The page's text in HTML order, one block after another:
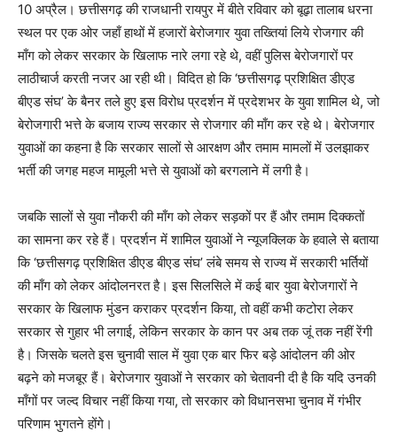
10 अप्रैल। छत्तीसगढ़ की राजधानी रायपुर में बीते रविवार को बूढ़ा तालाब धरना
स्थल पर एक ओर जहाँ हाथों में हजारों बेरोजगार युवा तख्तियां लिये रोजगार की
माँग को लेकर सरकार के खिलाफ नारे लगा रहे थे, वहीं पुलिस बेरोजगारों पर
लाठीचार्ज करती नजर आ रही थी। विदित हो कि ‘छत्तीसगढ़ प्रशिक्षित डीएड
बीएड संघ’ के बैनर तले हुए इस विरोध प्रदर्शन में प्रदेशभर के युवा शामिल थे, जो
बेरोजगारी भत्ते के बजाय राज्य सरकार से रोजगार की माँग कर रहे थे। बेरोजगार
युवाओं का कहना है कि सरकार सालों से आरक्षण और तमाम मामलों में उलझाकर
भर्ती की जगह महज मामूली भत्ते से युवाओं को बरगलाने में लगी है।
जबकि सालों से युवा नौकरी की माँग को लेकर सड़कों पर हैं और तमाम दिक्कतों
का सामना कर रहे हैं। प्रदर्शन में शामिल युवाओं ने न्यूजक्लिक के हवाले से बताया
कि ‘छत्तीसगढ़ प्रशिक्षित डीएड बीएड संघ’ लंबे समय से राज्य में सरकारी भर्तियों
की माँग को लेकर आंदोलनरत है। इस सिलसिले में कई बार युवा बेरोजगारों ने
सरकार के खिलाफ मुंडन कराकर प्रदर्शन किया, तो वहीं कभी कटोरा लेकर
सरकार से गुहार भी लगाई, लेकिन सरकार के कान पर अब तक जूं तक नहीं रेंगी
है। जिसके चलते इस चुनावी साल में युवा एक बार फिर बड़े आंदोलन की ओर
बढ़ने को मजबूर हैं। बेरोजगार युवाओं ने सरकार को चेतावनी दी है कि यदि उनकी
माँगों पर जल्द विचार नहीं किया गया, तो सरकार को विधानसभा चुनाव में गंभीर
परिणाम भुगतने होंगे।